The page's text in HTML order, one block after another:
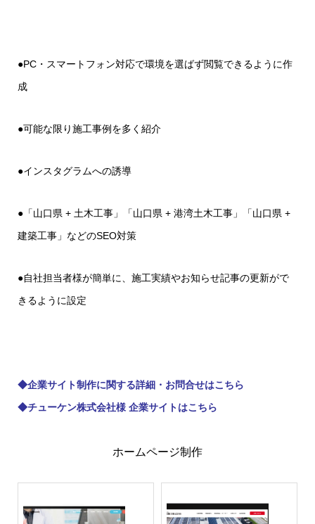
●PC・スマートフォン対応で環境を選ばず閲覧できるように作
成
●可能な限り施工事例を多く紹介
●インスタグラムへの誘導
●「山口県 + 土木工事」「山口県 + 港湾土木工事」「山口県 +
建築工事」などのSEO対策
●自社担当者様が簡単に、施工実績やお知らせ記事の更新がで
きるように設定
◆企業サイト制作に関する詳細・お問合せはこちら
◆チューケン株式会社様 企業サイトはこちら
ホームページ制作